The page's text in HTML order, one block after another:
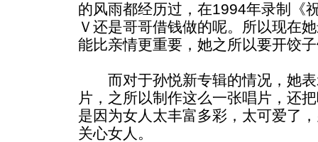
的风雨都经历过，在1994年录制《
Ｖ还是哥哥借钱做的呢。所以现在
能比亲情更重要，她之所以要开饺
而对于孙悦新专辑的情况，她表
片，之所以制作这么一张唱片，还
是因为女人太丰富多彩，太可爱了
关心女人。